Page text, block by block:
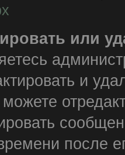
или
и
после